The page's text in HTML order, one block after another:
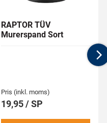
RAPTOR TÜV
Murerspand Sort
Pris (inkl. moms)
19,95 / SP